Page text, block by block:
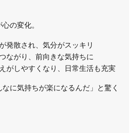
の変化。
発散され、気分がスッキリ
ながり、前向きな気持ちに
がしやすくなり、日常生活も充実
なに気持ちが楽になるんだ」と驚く